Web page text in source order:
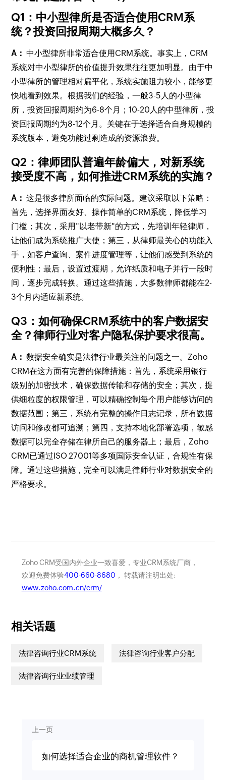
Q1：中小型律所是否适合使用CRM系
统？投资回报周期大概多久？
A： 中小型律所非常适合使用CRM系统。事实上，CRM
系统对中小型律所的价值提升效果往往更加明显。由于中
小型律所的管理相对扁平化，系统实施阻力较小，能够更
快地看到效果。根据我们的经验，一般3-5人的小型律
所，投资回报周期约为6-8个月；10-20人的中型律所，投
资回报周期约为8-12个月。关键在于选择适合自身规模的
系统版本，避免功能过剩造成的资源浪费。
Q2：律师团队普遍年龄偏大，对新系统
接受度不高，如何推进CRM系统的实施？
A： 这是很多律所面临的实际问题。建议采取以下策略：
首先，选择界面友好、操作简单的CRM系统，降低学习
门槛；其次，采用"以老带新"的方式，先培训年轻律师，
让他们成为系统推广大使；第三，从律师最关心的功能入
手，如客户查询、案件进度管理等，让他们感受到系统的
便利性；最后，设置过渡期，允许纸质和电子并行一段时
间，逐步完成转换。通过这些措施，大多数律师都能在2-
3个月内适应新系统。
Q3：如何确保CRM系统中的客户数据安
全？律师行业对客户隐私保护要求很高。
A： 数据安全确实是法律行业最关注的问题之一。Zoho
CRM在这方面有完善的保障措施：首先，系统采用银行
级别的加密技术，确保数据传输和存储的安全；其次，提
供细粒度的权限管理，可以精确控制每个用户能够访问的
数据范围；第三，系统有完整的操作日志记录，所有数据
访问和修改都可追溯；第四，支持本地化部署选项，敏感
数据可以完全存储在律所自己的服务器上；最后，Zoho
CRM已通过ISO 27001等多项国际安全认证，合规性有保
障。通过这些措施，完全可以满足律师行业对数据安全的
严格要求。
Zoho CRM受国内外企业一致喜爱，专业CRM系统厂商，
欢迎免费体验400-660-8680 ， 转载请注明出处:
www.zoho.com.cn/crm/
相关话题
法律咨询行业CRM系统 法律咨询行业客户分配
法律咨询行业业绩管理
上一页
如何选择适合企业的商机管理软件？